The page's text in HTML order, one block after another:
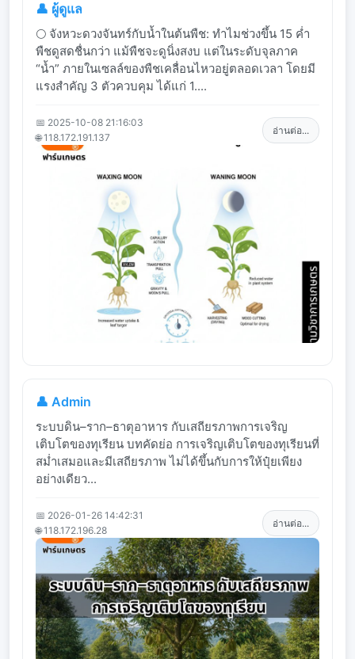
👤 ผู้ดูแล
🌕 จังหวะดวงจันทร์กับน้ำในต้นพืช: ทำไมช่วงขึ้น 15 ค่ำ
พืชดูสดชื่นกว่า แม้พืชจะดูนิ่งสงบ แต่ในระดับจุลภาค
“น้ำ” ภายในเซลล์ของพืชเคลื่อนไหวอยู่ตลอดเวลา โดยมี
แรงสำคัญ 3 ตัวควบคุม ได้แก่ 1....
📅 2025-10-08 21:16:03
🌐 118.172.191.137
อ่านต่อ...
👤 Admin
ระบบดิน–ราก–ธาตุอาหาร กับเสถียรภาพการเจริญ
เติบโตของทุเรียน บทคัดย่อ การเจริญเติบโตของทุเรียนที่
สม่ำเสมอและมีเสถียรภาพ ไม่ได้ขึ้นกับการให้ปุ๋ยเพียง
อย่างเดียว...
📅 2026-01-26 14:42:31
🌐 118.172.196.28
อ่านต่อ...